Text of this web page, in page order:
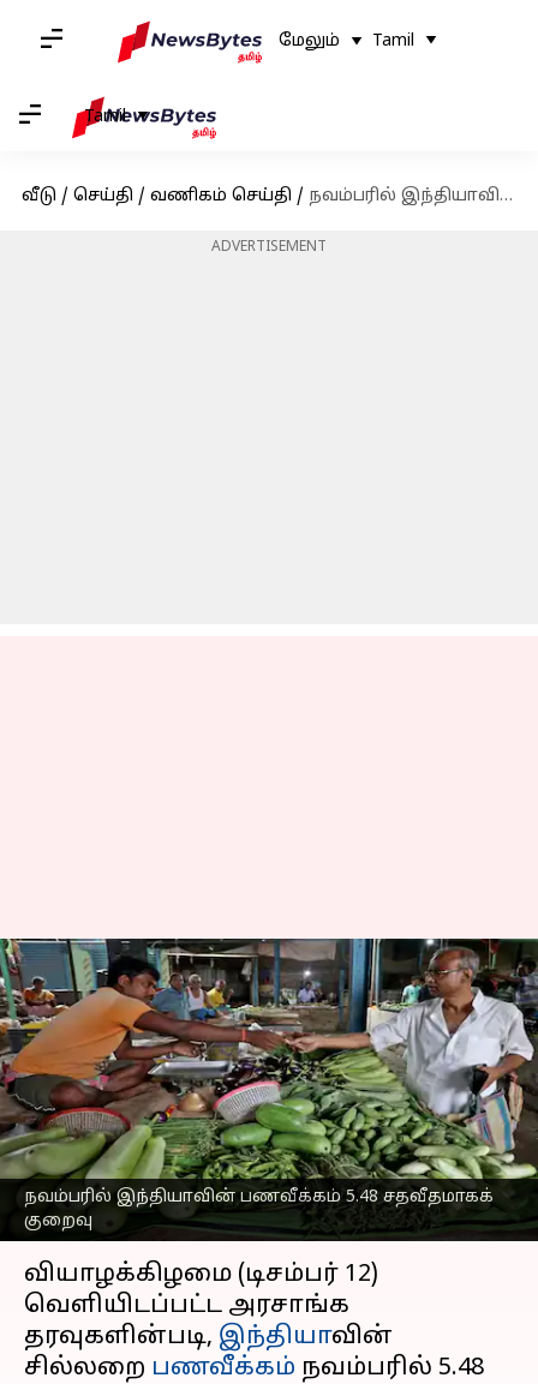
மேலும் Tamil
Tamil
வீடு / செய்தி / வணிகம் செய்தி / நவம்பரில் இந்தியாவின் பணவீக்கம் 5.48 சதவீதமாகக் குறைவு; தேசிய புள்ளியியல் அலுவலகம் தகவல்
ADVERTISEMENT
நவம்பரில் இந்தியாவின் பணவீக்கம் 5.48 சதவீதமாகக்
குறைவு
நவம்பரில் இந்தியாவின்
பணவீக்கம் 5.48
சதவீதமாகக் குறைவு;
தேசிய புள்ளியியல்
அலுவலகம் தகவல்
எழுதியவர் Sekar Chinnappan Dec 12, 2024 05:23 pm
செய்தி முன்னோட்டம்
வியாழக்கிழமை (டிசம்பர் 12)
வெளியிடப்பட்ட அரசாங்க
தரவுகளின்படி, இந்தியாவின்
சில்லறை பணவீக்கம் நவம்பரில் 5.48